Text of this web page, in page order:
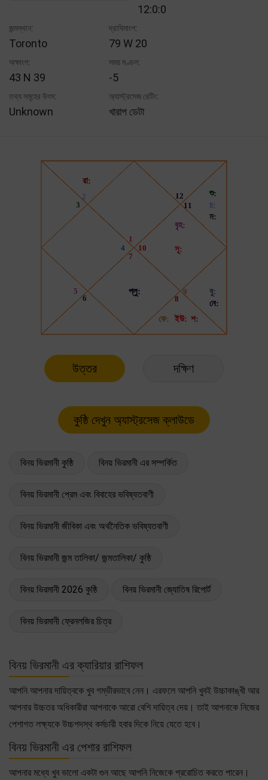
12:0:0
জন্মস্থান:
Toronto
দ্রাঘিমাংশ:
79 W 20
অক্ষাংশ:
43 N 39
সময় মণ্ডল:
-5
তথ্য সমূহের উৎস:
Unknown
অ্যাস্ট্রসেজ রেটিং:
খারাপ ডেটা
উত্তর দক্ষিণ
বিনয় ভিরমানী কুষ্ঠি বিনয় ভিরমানী এর সম্পর্কিত
বিনয় ভিরমানী প্রেম এবং বিবাহের ভবিষ্যতবাণী
বিনয় ভিরমানী জীবিকা এবং অর্থনৈতিক ভবিষ্যতবাণী
বিনয় ভিরমানী জন্ম তালিকা/ জন্মতালিকা/ কুষ্ঠি
বিনয় ভিরমানী 2026 কুষ্ঠি বিনয় ভিরমানী জ্যোতিষ রিপোর্ট
বিনয় ভিরমানী ফ্রেনলজির চিত্র
বিনয় ভিরমানী এর ক্যারিয়ার রাশিফল
আপনি আপনার দায়িত্বকে খুব গম্ভীরভাবে নেন। এরফলে আপনি খুবই উচ্চাকাঙ্খী আর
আপনার উচ্চতর অধিকারীরা আপনাকে আরো বেশি দায়িত্ব দেয়। তাই আপনাকে নিজের
পেশাগত লক্ষ্যকে উচ্চপদস্থ কর্মচারী হবার দিকে নিয়ে যেতে হবে।
বিনয় ভিরমানী এর পেশার রাশিফল
আপনার মধ্যে খুব ভালো একটা গুন আছে আপনি নিজেকে প্ররোচিত করতে পারেন।